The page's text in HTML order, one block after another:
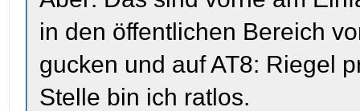
in den öffentlichen Bereich
gucken und auf AT8: Riegel
Stelle bin ich ratlos.